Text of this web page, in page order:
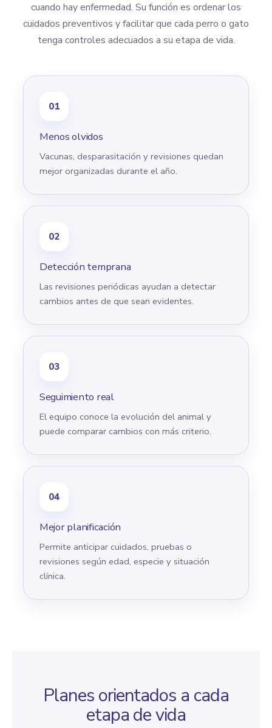
cuando hay enfermedad. Su función es ordenar los
cuidados preventivos y facilitar que cada perro o gato
tenga controles adecuados a su etapa de vida.
01
Menos olvidos
Vacunas, desparasitación y revisiones quedan
mejor organizadas durante el año.
02
Detección temprana
Las revisiones periódicas ayudan a detectar
cambios antes de que sean evidentes.
03
Seguimiento real
El equipo conoce la evolución del animal y
puede comparar cambios con más criterio.
04
Mejor planificación
Permite anticipar cuidados, pruebas o
revisiones según edad, especie y situación
clínica.
Planes orientados a cada
etapa de vida